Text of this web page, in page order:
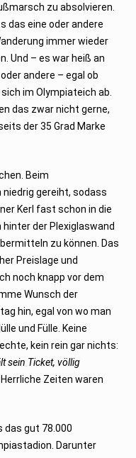
zu absolvieren.
das eine oder andere
immer wieder
Und – es war heiß an
andere – egal ob
im Olympiateich ab.
das zwar nicht gerne,
der 35 Grad Marke
Beim
gereiht, sodass
Kerl fast schon in die
hinter der Plexiglaswand
zu können. Das
Preislage und
noch knapp vor dem
Wunsch der
hin, egal von wo man
und Fülle. Keine
kein rein gar nichts:
sein Ticket, völlig
Zeiten waren
das gut 78.000
Darunter